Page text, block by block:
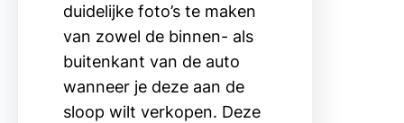
duidelijke foto’s te maken
van zowel de binnen- als
buitenkant van de auto
wanneer je deze aan de
sloop wilt verkopen. Deze